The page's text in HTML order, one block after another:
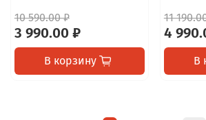
10 590.00 ₽
3 990.00 ₽
В корзину
11
4
В